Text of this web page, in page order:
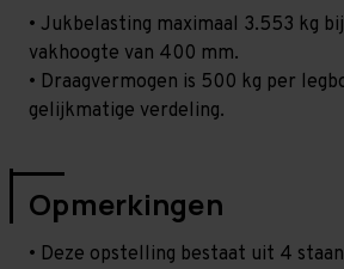
• Jukbelasting maximaal 3.553 kg
vakhoogte van 400 mm.
• Draagvermogen is 500 kg per
gelijkmatige verdeling.
Opmerkingen
• Deze opstelling bestaat uit 4